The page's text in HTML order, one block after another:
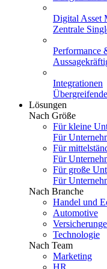
Digital Asset
Zentrale
Performance
Integrationen
Lösungen
Nach Größe
Für kleine
Für
Für
Für
Für große
Für
Nach Branche
Handel und
Automotive
Technologie
Nach Team
Marketing
HR